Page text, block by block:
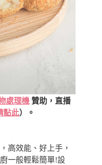
處理機 贊助，直播
點此）。
高效能、好上手，
一般輕鬆簡單!設